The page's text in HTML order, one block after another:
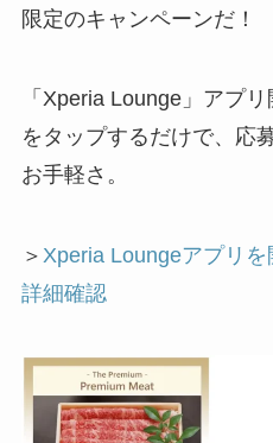
限定のキャンペーンだ！
「Xperia Lounge」アプ
をタップするだけで、応
お手軽さ。
＞ Xperia Loungeアプリ
詳細確認